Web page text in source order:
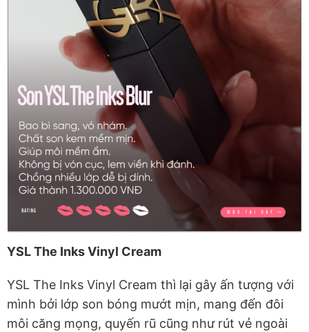
YSL The Inks Vinyl Cream
YSL The Inks Vinyl Cream thì lại gây ấn tượng với
mình bởi lớp son bóng mướt mịn, mang đến đôi
môi căng mọng, quyến rũ cũng như rút vẻ ngoài